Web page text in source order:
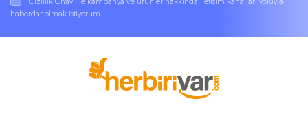
haberdar olmak istiyorum.